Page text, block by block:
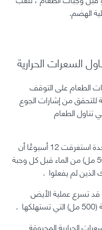
الهضم.
السعرات الحرارية
الطعام على التوقف
للتحقق من إشارات الجوع
تناول الطعام
بالإضافة إلى ذلك ، أظهرت دراسة واحدة استغرقت 12 أسبوعًا أن
المشاركين الذين شربوا 17 أونصة (500 مل) من الماء قبل كل وجبة
.
قد تسرع عملية الأيض
.
الحرارية المحروقة